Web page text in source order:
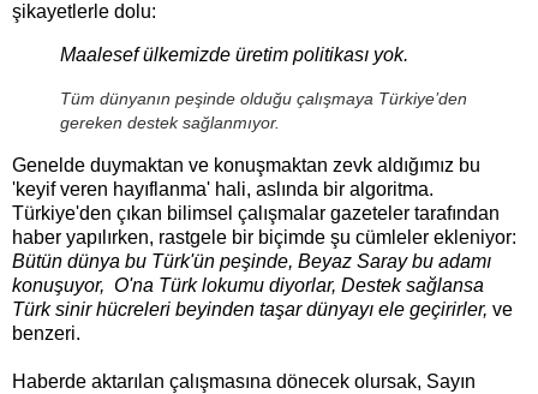
şikayetlerle dolu:
Maalesef ülkemizde üretim politikası yok.
Tüm dünyanın peşinde olduğu çalışmaya Türkiye’den
gereken destek sağlanmıyor.
Genelde duymaktan ve konuşmaktan zevk aldığımız bu
'keyif veren hayıflanma' hali, aslında bir algoritma.
Türkiye'den çıkan bilimsel çalışmalar gazeteler tarafından
haber yapılırken, rastgele bir biçimde şu cümleler ekleniyor:
Bütün dünya bu Türk'ün peşinde, Beyaz Saray bu adamı
konuşuyor, O'na Türk lokumu diyorlar, Destek sağlansa
Türk sinir hücreleri beyinden taşar dünyayı ele geçirirler, ve
benzeri.
Haberde aktarılan çalışmasına dönecek olursak, Sayın